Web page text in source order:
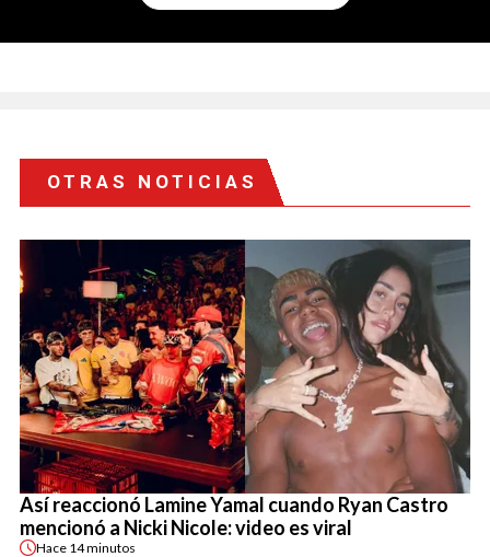
OTRAS NOTICIAS
Así reaccionó Lamine Yamal cuando Ryan Castro
mencionó a Nicki Nicole: video es viral
Hace 14 minutos